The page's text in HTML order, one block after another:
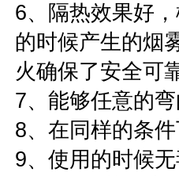
6、隔热效果好
的时候产生的烟
火确保了安全可
7、能够任意的
8、在同样的条
9、使用的时候